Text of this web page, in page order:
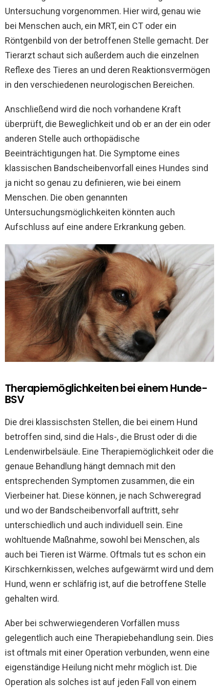
Untersuchung vorgenommen. Hier wird, genau wie
bei Menschen auch, ein MRT, ein CT oder ein
Röntgenbild von der betroffenen Stelle gemacht. Der
Tierarzt schaut sich außerdem auch die einzelnen
Reflexe des Tieres an und deren Reaktionsvermögen
in den verschiedenen neurologischen Bereichen.
Anschließend wird die noch vorhandene Kraft
überprüft, die Beweglichkeit und ob er an der ein oder
anderen Stelle auch orthopädische
Beeinträchtigungen hat. Die Symptome eines
klassischen Bandscheibenvorfall eines Hundes sind
ja nicht so genau zu definieren, wie bei einem
Menschen. Die oben genannten
Untersuchungsmöglichkeiten könnten auch
Aufschluss auf eine andere Erkrankung geben.
Therapiemöglichkeiten bei einem Hunde-
BSV
Die drei klassischsten Stellen, die bei einem Hund
betroffen sind, sind die Hals-, die Brust oder di die
Lendenwirbelsäule. Eine Therapiemöglichkeit oder die
genaue Behandlung hängt demnach mit den
entsprechenden Symptomen zusammen, die ein
Vierbeiner hat. Diese können, je nach Schweregrad
und wo der Bandscheibenvorfall auftritt, sehr
unterschiedlich und auch individuell sein. Eine
wohltuende Maßnahme, sowohl bei Menschen, als
auch bei Tieren ist Wärme. Oftmals tut es schon ein
Kirschkernkissen, welches aufgewärmt wird und dem
Hund, wenn er schläfrig ist, auf die betroffene Stelle
gehalten wird.
Aber bei schwerwiegenderen Vorfällen muss
gelegentlich auch eine Therapiebehandlung sein. Dies
ist oftmals mit einer Operation verbunden, wenn eine
eigenständige Heilung nicht mehr möglich ist. Die
Operation als solches ist auf jeden Fall von einem